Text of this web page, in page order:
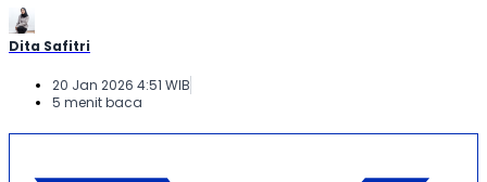
Dita Safitri
20 Jan 2026 4:51 WIB
5 menit baca